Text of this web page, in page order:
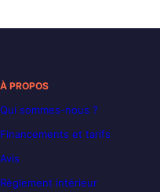
À PROPOS
Qui sommes-nous ?
Financements et tarifs
Avis
Règlement intérieur